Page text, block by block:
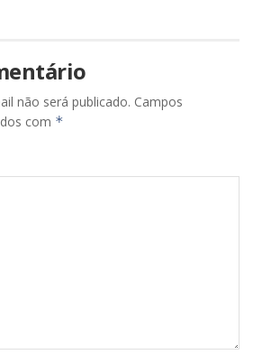
não será publicado. Campos
com *